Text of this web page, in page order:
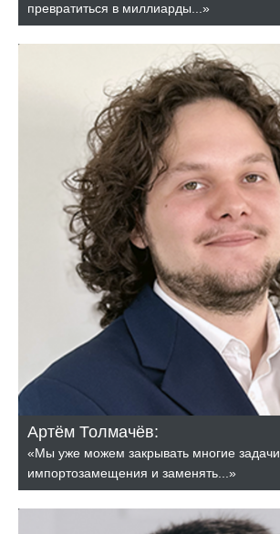
превратиться в миллиарды...»
Артём Толмачёв:
«Мы уже можем закрывать многие задачи
импортозамещения и заменять...»